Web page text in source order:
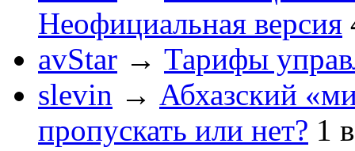
Неофициальная версия
avStar → Тарифы
slevin → Абхазский
пропускать или нет? 1